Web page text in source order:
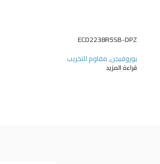
ECD2238R5SB-DPZ
يوروفيجن,مقاوم للتخريب
قراءة المزيد